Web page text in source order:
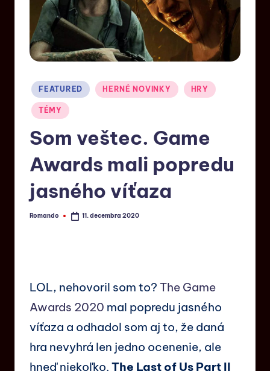
FEATURED HERNÉ NOVINKY HRY
TÉMY
Som veštec. Game
Awards mali popredu
jasného víťaza
Romando 11. decembra 2020
LOL, nehovoril som to? The Game
Awards 2020 mal popredu jasného
víťaza a odhadol som aj to, že daná
hra nevyhrá len jedno ocenenie, ale
hneď niekoľko. The Last of Us Part II